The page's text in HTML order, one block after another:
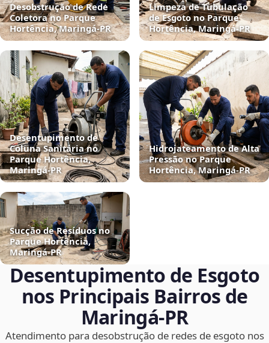
Desobstrução de Rede
Coletora no Parque
Hortência, Maringá‑PR
Limpeza de Tubulação
de Esgoto no Parque
Hortência, Maringá‑PR
Desentupimento de
Coluna Sanitária no
Parque Hortência,
Maringá‑PR
Hidrojateamento de Alta
Pressão no Parque
Hortência, Maringá‑PR
Sucção de Resíduos no
Parque Hortência,
Maringá‑PR
Desentupimento de Esgoto
nos Principais Bairros de
Maringá‑PR
Atendimento para desobstrução de redes de esgoto nos